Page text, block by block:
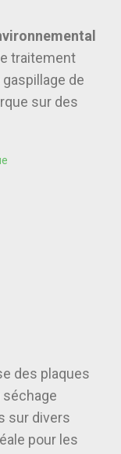
traitement
de
sur des
des plaques
sur divers
pour les